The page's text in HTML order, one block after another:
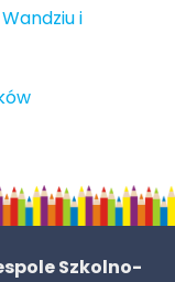
i
Szkolno-